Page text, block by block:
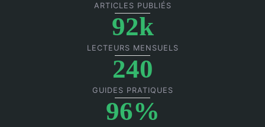
ARTICLES PUBLIÉS
92k
LECTEURS MENSUELS
240
GUIDES PRATIQUES
96%